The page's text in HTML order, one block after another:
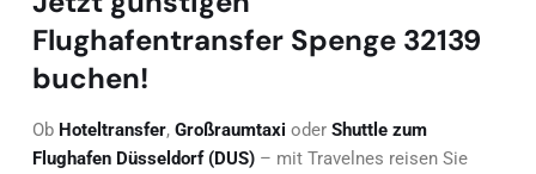
Flughafentransfer Spenge 32139
buchen!
Ob Hoteltransfer, Großraumtaxi oder Shuttle zum
Flughafen Düsseldorf (DUS) – mit Travelnes reisen Sie